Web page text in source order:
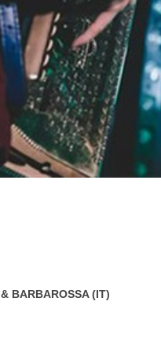
BARBAROSSA (IT)